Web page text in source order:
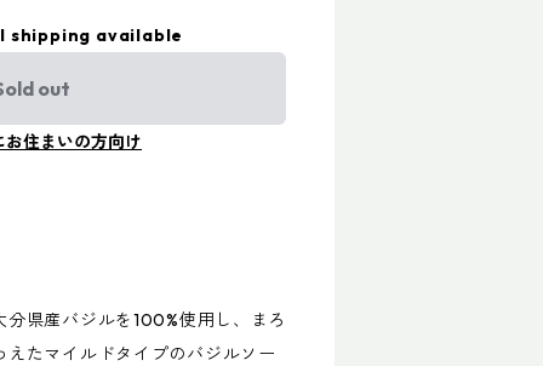
shipping available
out
お住まいの方向け
県産バジルを100%使用し、まろ
たマイルドタイプのバジルソー